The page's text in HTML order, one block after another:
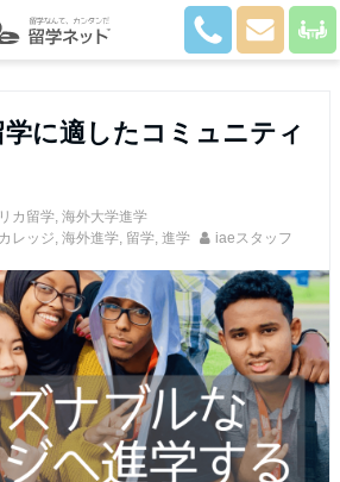
に適したコミュニティ
カ留学, 海外大学進学
レッジ, 海外進学, 留学, 進学 iaeスタッフ